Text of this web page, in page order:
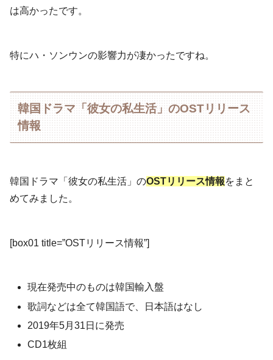
は高かったです。
特にハ・ソンウンの影響力が凄かったですね。
韓国ドラマ「彼女の私生活」のOSTリリース
情報
韓国ドラマ「彼女の私生活」のOSTリリース情報をまと
めてみました。
[box01 title=”OSTリリース情報”]
現在発売中のものは韓国輸入盤
歌詞などは全て韓国語で、日本語はなし
2019年5月31日に発売
CD1枚組